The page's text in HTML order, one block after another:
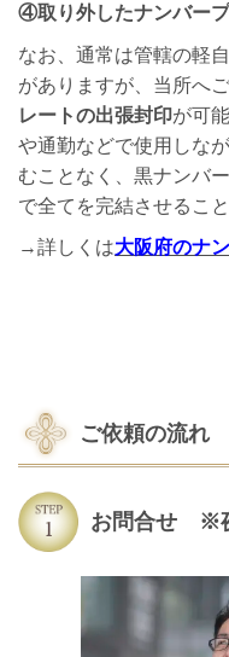
④取り外したナンバー
なお、通常は管轄の軽
がありますが、当所へ
レートの出張封印が可
や通勤などで使用しな
むことなく、黒ナンバ
で全てを完結させるこ
→詳しくは大阪府のナ
ご依頼の流れ
お問合せ ※